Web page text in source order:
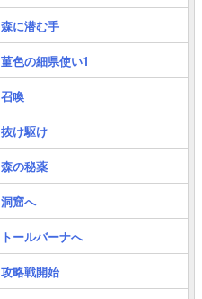
森に潜む手
菫色の細県使い1
召喚
抜け駆け
森の秘薬
洞窟へ
トールバーナへ
攻略戦開始